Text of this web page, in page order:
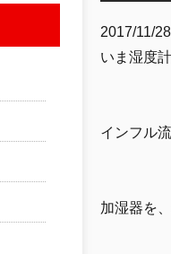
2017/11/28
いま湿度
インフル
加湿器を